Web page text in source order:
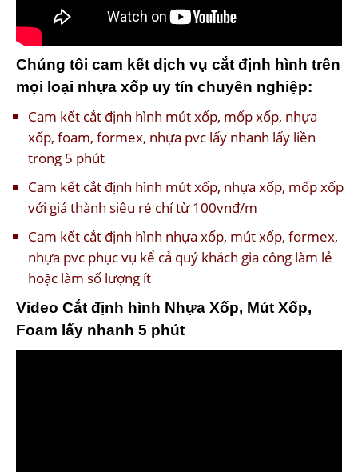
Chúng tôi cam kết dịch vụ cắt định hình trên
mọi loại nhựa xốp uy tín chuyên nghiệp:
Cam kết cắt định hình mút xốp, mốp xốp, nhựa
xốp, foam, formex, nhựa pvc lấy nhanh lấy liền
trong 5 phút
Cam kết cắt định hình mút xốp, nhựa xốp, mốp xốp
với giá thành siêu rẻ chỉ từ 100vnđ/m
Cam kết cắt định hình nhựa xốp, mút xốp, formex,
nhựa pvc phục vụ kể cả quý khách gia công làm lẻ
hoặc làm số lượng ít
Video Cắt định hình Nhựa Xốp, Mút Xốp,
Foam lấy nhanh 5 phút